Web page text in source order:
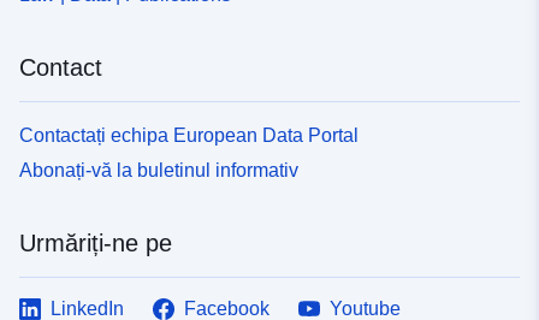
Contact
Contactați echipa European Data Portal
Abonați-vă la buletinul informativ
Urmăriți-ne pe
LinkedIn Facebook
Youtube